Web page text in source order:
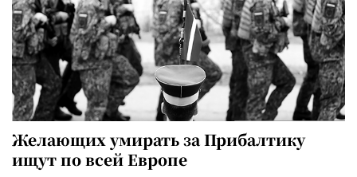
Желающих умирать за Прибалтику
ищут по всей Европе